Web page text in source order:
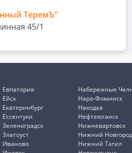
ТеремЪ"
45/1
Евпатория
Ейск
Екатеринбург
Ессентуки
Зеленоградск
Златоуст
Иваново
Набережные
Наро-Фоминск
Находка
Нефтеюганск
Нижневартовск
Нижний
Нижний Тагил